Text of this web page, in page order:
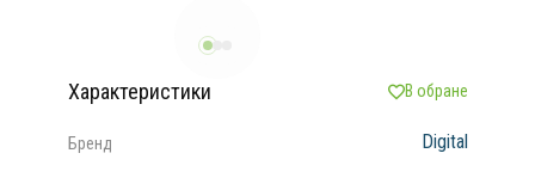
Характеристики В обране
Бренд Digital